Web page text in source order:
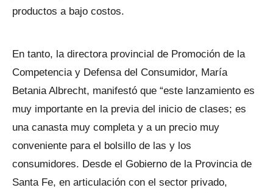
productos a bajo costos.
En tanto, la directora provincial de Promoción de la
Competencia y Defensa del Consumidor, María
Betania Albrecht, manifestó que “este lanzamiento es
muy importante en la previa del inicio de clases; es
una canasta muy completa y a un precio muy
conveniente para el bolsillo de las y los
consumidores. Desde el Gobierno de la Provincia de
Santa Fe, en articulación con el sector privado,